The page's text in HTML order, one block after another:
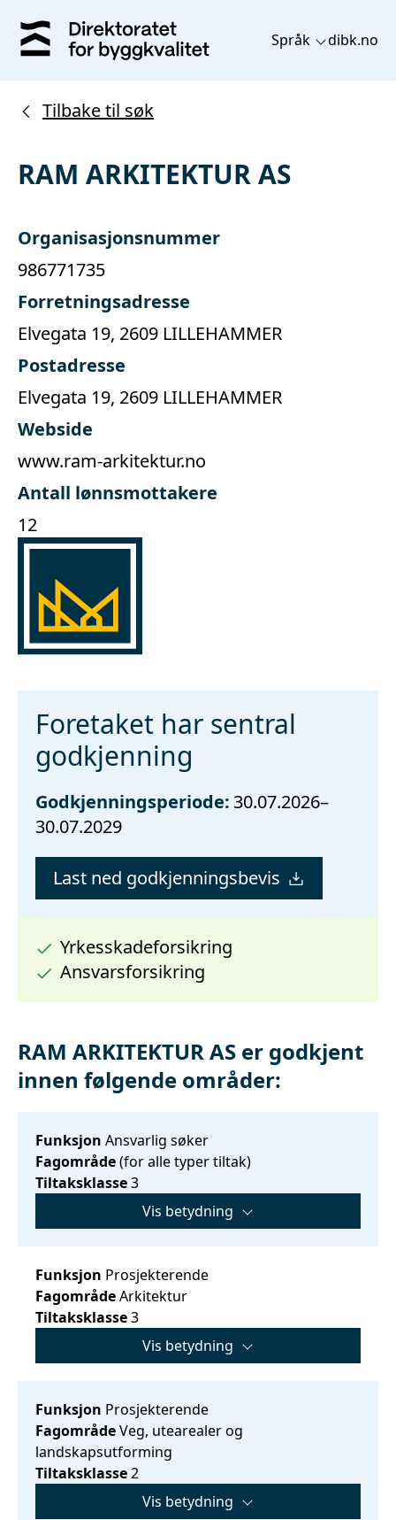
Språk dibk.no
Tilbake til søk
RAM ARKITEKTUR AS
Organisasjonsnummer
986771735
Forretningsadresse
Elvegata 19, 2609 LILLEHAMMER
Postadresse
Elvegata 19, 2609 LILLEHAMMER
Webside
www.ram-arkitektur.no
Antall lønnsmottakere
12
Foretaket har sentral
godkjenning
Godkjenningsperiode:30.07.2026–
30.07.2029
Last ned godkjenningsbevis
Yrkesskadeforsikring
Ansvarsforsikring
RAM ARKITEKTUR AS er godkjent
innen følgende områder:
Funksjon Ansvarlig søker
Fagområde(for alle typer tiltak)
Tiltaksklasse3
Vis betydning
Funksjon Prosjekterende
FagområdeArkitektur
Tiltaksklasse3
Vis betydning
Funksjon Prosjekterende
FagområdeVeg, utearealer og
landskapsutforming
Tiltaksklasse2
Vis betydning